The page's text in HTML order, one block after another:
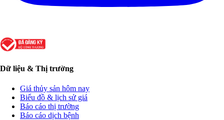
Dữ liệu & Thị trường
Giá thủy sản hôm nay
Biểu đồ & lịch sử giá
Báo cáo thị trường
Báo cáo dịch bệnh